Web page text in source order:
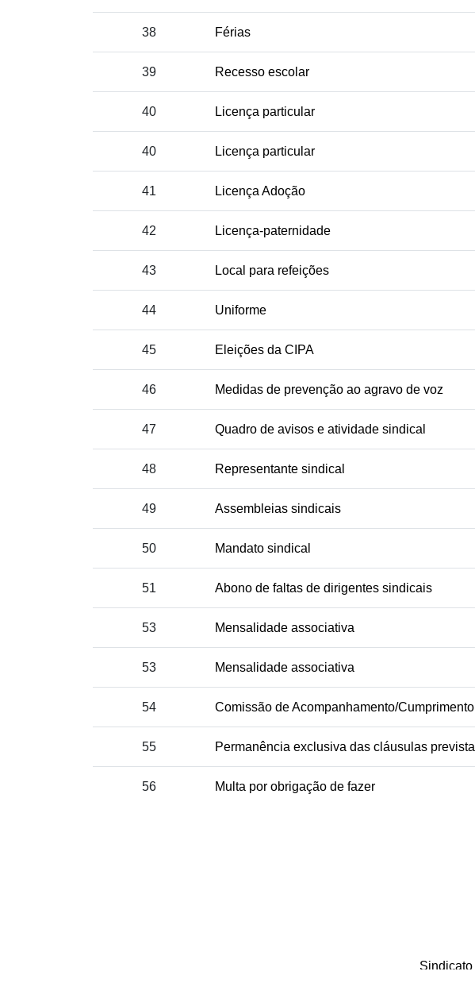
38 Férias
39 Recesso escolar
40 Licença particular
40 Licença particular
41 Licença Adoção
42 Licença-paternidade
43 Local para refeições
44 Uniforme
45 Eleições da CIPA
46 Medidas de prevenção ao agravo de voz
47 Quadro de avisos e atividade sindical
48 Representante sindical
49 Assembleias sindicais
50 Mandato sindical
51 Abono de faltas de dirigentes sindicais
53 Mensalidade associativa
53 Mensalidade associativa
54 Comissão de Acompanhamento/
55 Permanência exclusiva das cláusulas
56 Multa por obrigação de fazer